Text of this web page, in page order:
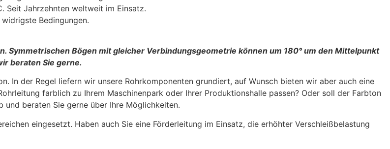
Seit Jahrzehnten weltweit im Einsatz.
Bedingungen.
Symmetrischen Bögen mit gleicher Verbindungsgeometrie können um 180° um den Mittelpunkt
beraten Sie gerne.
In der Regel liefern wir unsere Rohrkomponenten grundiert, auf Wunsch bieten wir aber auch eine
farblich zu Ihrem Maschinenpark oder Ihrer Produktionshalle passen? Oder soll der Farbton
beraten Sie gerne über Ihre Möglichkeiten.
eingesetzt. Haben auch Sie eine Förderleitung im Einsatz, die erhöhter Verschleißbelastung